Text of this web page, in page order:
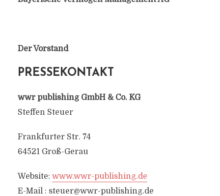
Der Vorstand
PRESSEKONTAKT
wwr publishing GmbH & Co. KG
Steffen Steuer
Frankfurter Str. 74
64521 Groß-Gerau
Website: www.wwr-publishing.de
E-Mail : steuer@wwr-publishing.de